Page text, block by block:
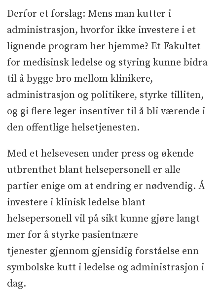
Derfor et forslag: Mens man kutter i
administrasjon, hvorfor ikke investere i et
lignende program her hjemme? Et Fakultet
for medisinsk ledelse og styring kunne bidra
til å bygge bro mellom klinikere,
administrasjon og politikere, styrke tilliten,
og gi flere leger insentiver til å bli værende i
den offentlige helsetjenesten.
Med et helsevesen under press og økende
utbrenthet blant helsepersonell er alle
partier enige om at endring er nødvendig. Å
investere i klinisk ledelse blant
helsepersonell vil på sikt kunne gjøre langt
mer for å styrke pasientnære
tjenester gjennom gjensidig forståelse enn
symbolske kutt i ledelse og administrasjon i
dag.